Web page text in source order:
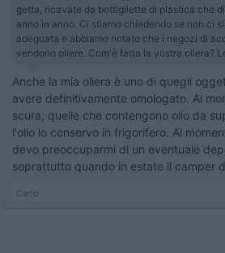
getta, ricavate da bottigliette di plastica che
anno in anno. Ci stiamo chiedendo se non ci
adeguata e abbiamo notato che i negozi di
vendono oliere. Com'è fatta la vostra oliera?
Anche la mia oliera è uno di quegli
avere definitivamente omologato. Al
scura, quelle che contengono olio da
l'olio lo conservo in frigorifero. Al
devo preoccuparmi di un eventuale
soprattutto quando in estate il camper
Carlo